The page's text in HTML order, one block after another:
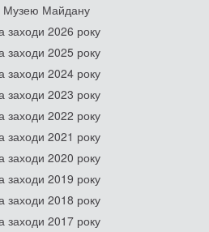
Музею Майдану
заходи 2026 року
заходи 2025 року
заходи 2024 року
заходи 2023 року
заходи 2022 року
заходи 2021 року
заходи 2020 року
заходи 2019 року
заходи 2018 року
заходи 2017 року